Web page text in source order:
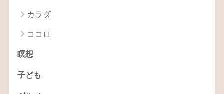
カラダ
ココロ
瞑想
子ども